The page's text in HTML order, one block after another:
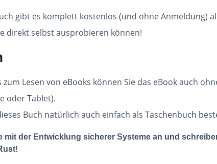
gibt es komplett kostenlos (und ohne Anmeldung)
direkt selbst ausprobieren können!
Lesen von eBooks können Sie das eBook auch
oder Tablet).
Buch natürlich auch einfach als Taschenbuch
mit der Entwicklung sicherer Systeme an und